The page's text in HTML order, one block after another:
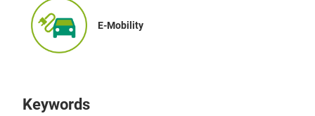
E-Mobility
Keywords